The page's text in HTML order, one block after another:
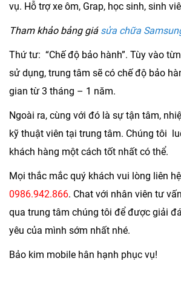
vụ. Hỗ trợ xe ôm, Grap, học sinh, sinh
Tham khảo bảng giásửa chữa
Thứ tư: “Chế độ bảo hành”. Tùy vào
sử dụng, trung tâm sẽ có chế độ bảo
gian từ 3 tháng – 1 năm.
Ngoài ra, cùng với đó là sự tận tâm,
kỹ thuật viên tại trung tâm. Chúng tôi
khách hàng một cách tốt nhất có thể.
Mọi thắc mắc quý khách vui lòng liên
0986.942.866. Chat với nhân viên tư
qua trung tâm chúng tôi để được giải
yêu của mình sớm nhất nhé.
Bảo kim mobile hân hạnh phục vụ!